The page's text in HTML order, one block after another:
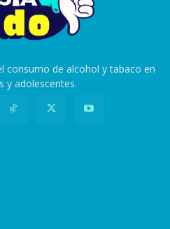
consumo de alcohol y tabaco en
y adolescentes.